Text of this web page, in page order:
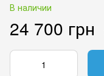
В наличии
24 700 грн